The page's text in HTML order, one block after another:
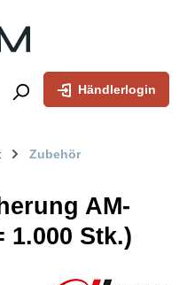
Händlerlogin
Zubehör
AM-
1.000 Stk.)